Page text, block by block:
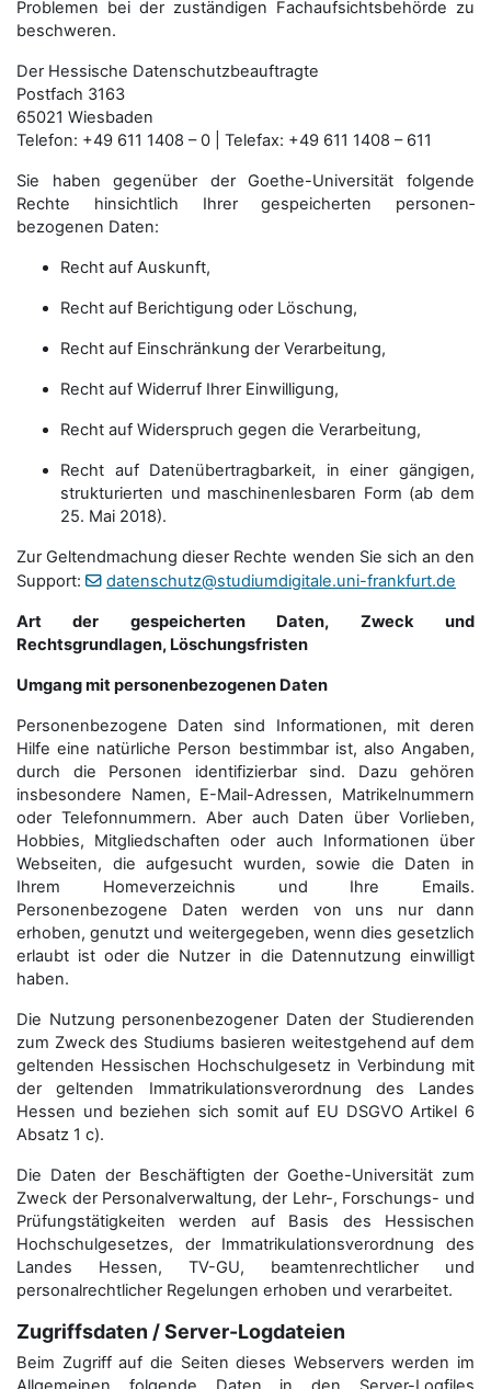
Problemen bei der zuständigen Fachauf­sichts­behörde zu
beschweren.
Der Hessische Datenschutzbeauftragte
Postfach 3163
65021 Wiesbaden
Telefon: +49 611 1408 – 0 | Telefax: +49 611 1408 – 611
Sie haben gegenüber der Goethe-Universität folgende
Rechte hinsichtlich Ihrer gespeicherten personen­
bezogenen Daten:
Recht auf Auskunft,
Recht auf Berichtigung oder Löschung,
Recht auf Einschränkung der Verarbeitung,
Recht auf Widerruf Ihrer Einwilligung,
Recht auf Widerspruch gegen die Verarbeitung,
Recht auf Datenübertragbarkeit, in einer gängigen,
strukturierten und maschinenlesbaren Form (ab dem
25. Mai 2018).
Zur Geltendmachung dieser Rechte wenden Sie sich an den
Support:
datenschutz@studiumdigitale.uni-frankfurt.de
Art der gespeicherten Daten, Zweck und
Rechtsgrundlagen, Löschungsfristen
Umgang mit personenbezogenen Daten
Personenbezogene Daten sind Informationen, mit deren
Hilfe eine natürliche Person bestimmbar ist, also Angaben,
durch die Personen identifizierbar sind. Dazu gehören
insbesondere Namen, E-Mail-Adressen, Matrikelnummern
oder Telefonnummern. Aber auch Daten über Vorlieben,
Hobbies, Mitgliedschaften oder auch Informationen über
Webseiten, die aufgesucht wurden, sowie die Daten in
Ihrem Homeverzeichnis und Ihre Emails.
Personenbezogene Daten werden von uns nur dann
erhoben, genutzt und weitergegeben, wenn dies gesetzlich
erlaubt ist oder die Nutzer in die Datennutzung einwilligt
haben.
Die Nutzung personenbezogener Daten der Studierenden
zum Zweck des Studiums basieren weitestgehend auf dem
geltenden Hessischen Hochschulgesetz in Verbindung mit
der geltenden Immatrikulationsverordnung des Landes
Hessen und beziehen sich somit auf EU DSGVO Artikel 6
Absatz 1 c).
Die Daten der Beschäftigten der Goethe-Universität zum
Zweck der Personal­verwaltung, der Lehr-, Forschungs- und
Prüfungstätigkeiten werden auf Basis des Hessischen
Hochschulgesetzes, der Immatrikulations­verordnung des
Landes Hessen, TV-GU, beamtenrechtlicher und
personalrechtlicher Regelungen erhoben und verarbeitet.
Zugriffsdaten / Server-Logdateien
Beim Zugriff auf die Seiten dieses Webservers werden im